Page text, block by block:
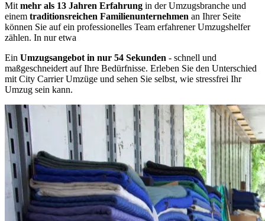
Mit mehr als 13 Jahren Erfahrung in der Umzugsbranche und
einem traditionsreichen Familienunternehmen an Ihrer Seite
können Sie auf ein professionelles Team erfahrener Umzugshelfer
zählen. In nur etwa
Ein Umzugsangebot in nur 54 Sekunden - schnell und
maßgeschneidert auf Ihre Bedürfnisse. Erleben Sie den Unterschied
mit City Carrier Umzüge und sehen Sie selbst, wie stressfrei Ihr
Umzug sein kann.